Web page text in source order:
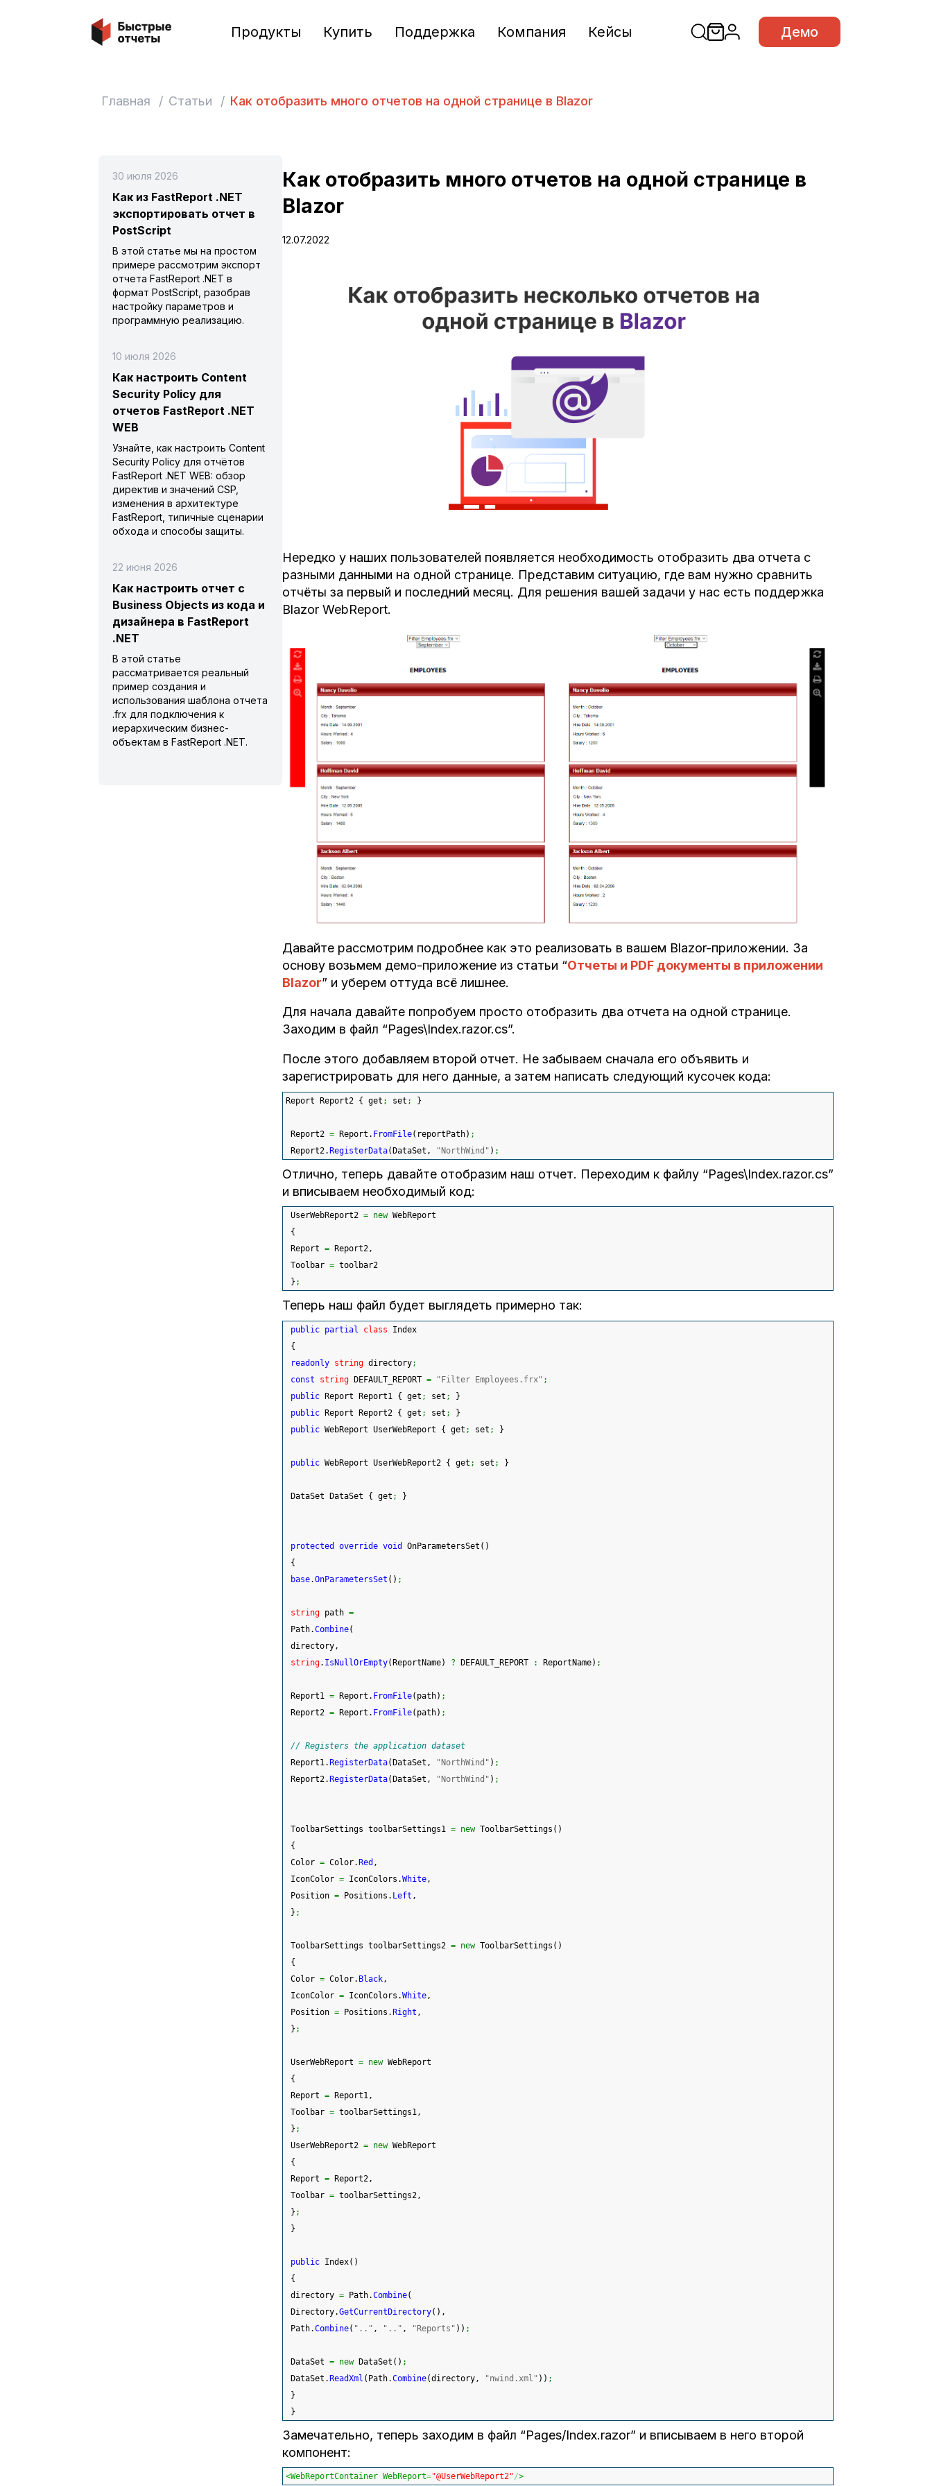
Быстрые отчеты Продукты Купить Поддержка Компания Кейсы Демо
Главная / Статьи / Как отобразить много отчетов на одной странице в Blazor
Как отобразить много отчетов на одной странице в
Blazor
12.07.2022
Нередко у наших пользователей появляется необходимость отобразить два отчета с
разными данными на одной странице. Представим ситуацию, где вам нужно сравнить
отчёты за первый и последний месяц. Для решения вашей задачи у нас есть поддержка
Blazor WebReport.
Давайте рассмотрим подробнее как это реализовать в вашем Blazor-приложении. За
основу возьмем демо-приложение из статьи “Отчеты и PDF документы в приложении
Blazor” и уберем оттуда всё лишнее.
Для начала давайте попробуем просто отобразить два отчета на одной странице.
Заходим в файл “Pages\Index.razor.cs”.
После этого добавляем второй отчет. Не забываем сначала его объявить и
зарегистрировать для него данные, а затем написать следующий кусочек кода:
Report Report2 { get ; set ; }
Report2 = Report. FromFile( reportPath) ;
Report2.RegisterData(DataSet, "NorthWind" ) ;
Отлично, теперь давайте отобразим наш отчет. Переходим к файлу “Pages\Index.razor.cs”
и вписываем необходимый код:
UserWebReport2 = new WebReport
{
Report = Report2,
Toolbar = toolbar2
} ;
Теперь наш файл будет выглядеть примерно так:
public partial class Index
{
readonly string directory;
const
string DEFAULT_REPORT = "Filter Employees.frx" ;
public Report Report1 { get ; set ;
}
public Report Report2 { get ; set ;
}
public WebReport UserWebReport { get ; set ; }
public WebReport UserWebReport2 { get ; set ; }
DataSet DataSet { get ; }
protected override void OnParametersSet ( )
{
base.OnParametersSet ( ) ;
string path =
Path.Combine(
directory,
string. IsNullOrEmpty(ReportName) ? DEFAULT_REPORT : ReportName) ;
Report1 = Report. FromFile( path) ;
Report2 = Report. FromFile( path) ;
// Registers the application dataset
Report1.RegisterData(DataSet, "NorthWind" ) ;
Report2.RegisterData(DataSet, "NorthWind" ) ;
ToolbarSettings toolbarSettings1 = new ToolbarSettings ( )
{
Color = Color.Red ,
IconColor = IconColors.White ,
Position = Positions. Left ,
} ;
ToolbarSettings toolbarSettings2 = new ToolbarSettings ( )
{
Color = Color. Black ,
IconColor = IconColors.White ,
Position = Positions.Right ,
} ;
UserWebReport = new WebReport
{
Report = Report1,
Toolbar = toolbarSettings1,
} ;
UserWebReport2 = new WebReport
{
Report = Report2,
Toolbar = toolbarSettings2,
} ;
}
public Index( )
{
directory = Path.Combine(
Directory.GetCurrentDirectory( ) ,
Path.Combine( ".." , ".." , "Reports" ) ) ;
DataSet = new DataSet ( ) ;
DataSet.ReadXml ( Path.Combine(directory, "nwind.xml" ) ) ;
}
}
Замечательно, теперь заходим в файл “Pages/Index.razor” и вписываем в него второй
компонент:
<WebReportContainer WebReport="@UserWebReport2"/>
30 июля 2026
Как из FastReport .NET
экспортировать отчет в
PostScript
В этой статье мы на простом
примере рассмотрим экспорт
отчета FastReport .NET в
формат PostScript, разобрав
настройку параметров и
программную реализацию.
10 июля 2026
Как настроить Content
Security Policy для
отчетов FastReport .NET
WEB
Узнайте, как настроить Content
Security Policy для отчётов
FastReport .NET WEB: обзор
директив и значений CSP,
изменения в архитектуре
FastReport, типичные сценарии
обхода и способы защиты.
22 июня 2026
Как настроить отчет с
Business Objects из кода и
дизайнера в FastReport
.NET
В этой статье
рассматривается реальный
пример создания и
использования шаблона отчета
.frx для подключения к
иерархическим бизнес-
объектам в FastReport .NET.